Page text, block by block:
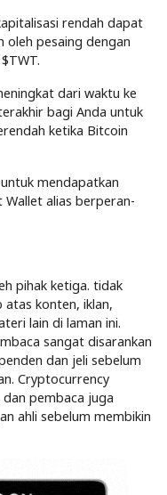
rendah dapat
oleh pesaing dengan
dari waktu ke
bagi Anda untuk
ketika Bitcoin
mendapatkan
alias berperan-
pihak ketiga. tidak
konten, iklan,
lain di laman ini.
sangat disarankan
dan jeli sebelum
Cryptocurrency
pembaca juga
ahli sebelum membikin